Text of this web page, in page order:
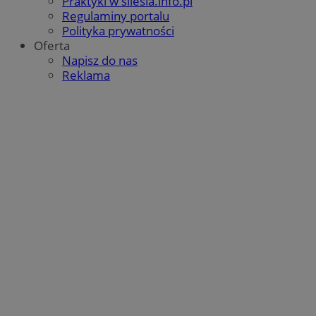
Regulaminy portalu
Polityka prywatności
Oferta
Napisz do nas
Reklama